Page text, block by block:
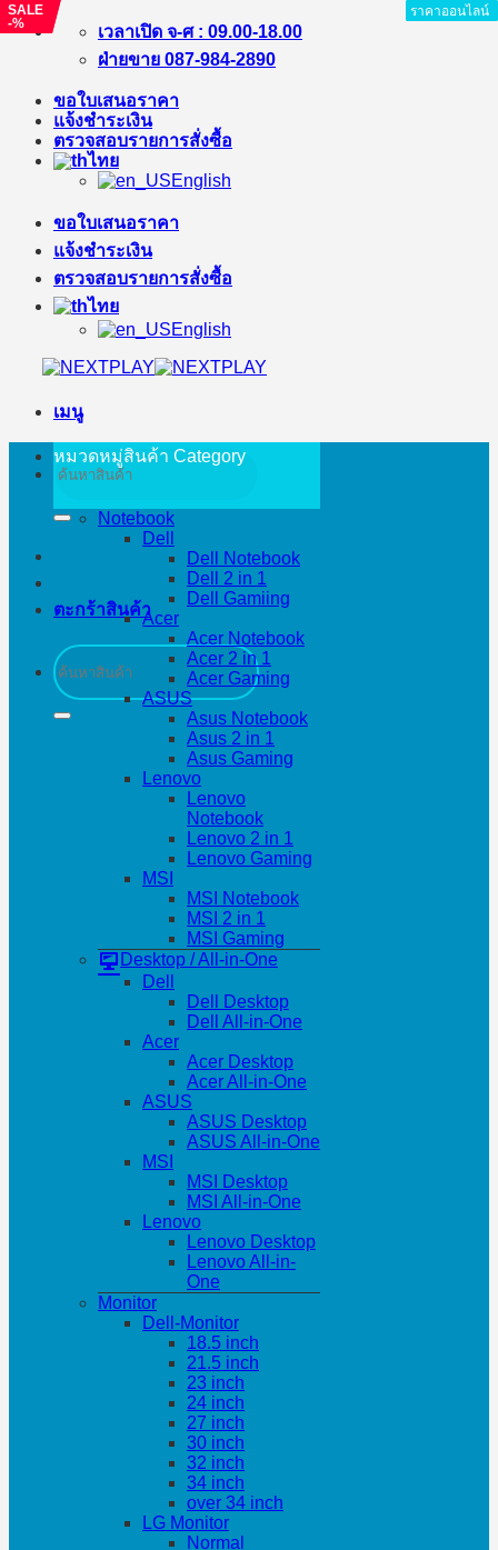
ข้าม
เนื้อหา
เวลาเปิด จ-ศ : 09.00-18.00
ฝ่ายขาย 087-984-2890
ขอใบเสนอราคา
แจ้งชำระเงิน
ตรวจสอบรายการสั่งซื้อ
ไทย
English
ขอใบเสนอราคา
แจ้งชำระเงิน
ตรวจสอบรายการสั่งซื้อ
ไทย
English
เมนู
ค้นหา:
ตะกร้าสินค้า
ค้นหา:
หมวดหมู่สินค้า Category
Notebook
Dell
Dell Notebook
Dell 2 in 1
Dell Gamiing
Acer
Acer Notebook
Acer 2 in 1
Acer Gaming
ASUS
Asus Notebook
Asus 2 in 1
Asus Gaming
Lenovo
Lenovo
Notebook
Lenovo 2 in 1
Lenovo Gaming
MSI
MSI Notebook
MSI 2 in 1
MSI Gaming
Desktop / All-in-One
Dell
Dell Desktop
Dell All-in-One
Acer
Acer Desktop
Acer All-in-One
ASUS
ASUS Desktop
ASUS All-in-One
MSI
MSI Desktop
MSI All-in-One
Lenovo
Lenovo Desktop
Lenovo All-in-
One
Monitor
Dell-Monitor
18.5 inch
21.5 inch
23 inch
24 inch
27 inch
30 inch
32 inch
34 inch
over 34 inch
LG Monitor
Normal
ราคาออนไลน์
ราคาออนไลน์
ราคาออนไลน์
SALE
-11%
ราคาออนไลน์
ราคาออนไลน์
ราคาออนไลน์
ราคาออนไลน์
ราคาออนไลน์
SALE
-%
ราคาออนไลน์